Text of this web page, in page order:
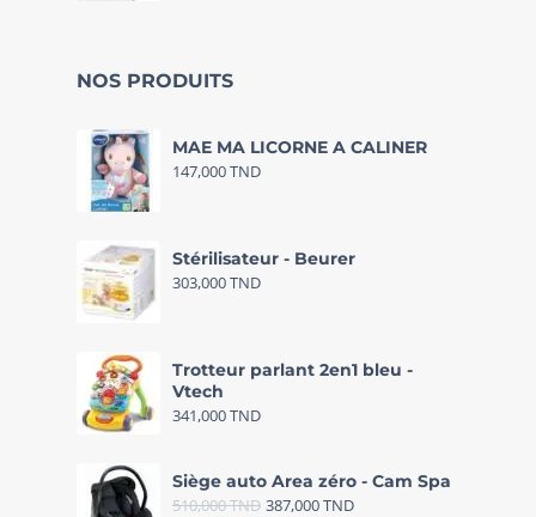
NOS PRODUITS
MAE MA LICORNE A CALINER
147,000TND
Stérilisateur - Beurer
303,000TND
Trotteur parlant 2en1 bleu -
Vtech
341,000TND
Siège auto Area zéro - Cam Spa
510,000TND 387,000TND